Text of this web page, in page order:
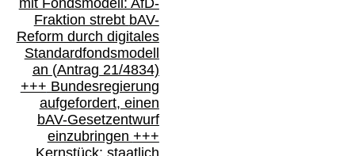
mit Fondsmodell: AfD-
Fraktion strebt bAV-
Reform durch digitales
Standardfondsmodell
an (Antrag 21/4834)
+++ Bundesregierung
aufgefordert, einen
bAV-Gesetzentwurf
einzubringen +++